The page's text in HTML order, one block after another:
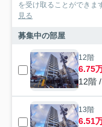
を受け取ることができま
見る
募集中の部屋
12階
6.75
12階
13階
6.51